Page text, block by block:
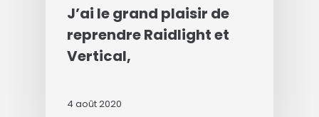
J’ai le grand plaisir de
reprendre Raidlight et
Vertical,
4 août 2020